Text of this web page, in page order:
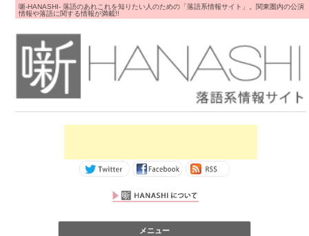
噺-HANASHI- 落語のあれこれを知りたい人のための「落語系情報サイト」。関東圏内の公演
情報や落語に関する情報が満載!!
メニュー